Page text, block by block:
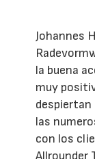
Johannes
la buena
muy
despiertan
las
con los
Allrounder